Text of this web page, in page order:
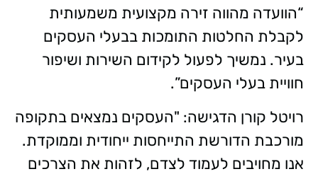
“הוועדה מהווה זירה מקצועית משמעותית
לקבלת החלטות התומכות בבעלי העסקים
בעיר. נמשיך לפעול לקידום השירות ושיפור
חוויית בעלי העסקים”.
רויטל קורן הדגישה: "העסקים נמצאים בתקופה
מורכבת הדורשת התייחסות ייחודית וממוקדת.
אנו מחויבים לעמוד לצדם, לזהות את הצרכים